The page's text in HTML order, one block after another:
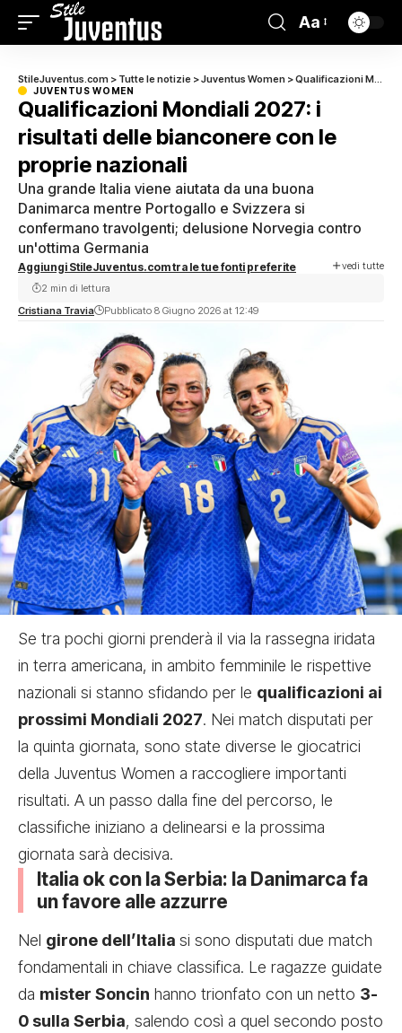
Aa
StileJuventus.com > Tutte le notizie >Juventus Women >Qualificazioni Mondiali 2027: i risultati delle bianconere con le proprie nazionali
JUVENTUS WOMEN
Qualificazioni Mondiali 2027: i
risultati delle bianconere con le
proprie nazionali
Una grande Italia viene aiutata da una buona
Danimarca mentre Portogallo e Svizzera si
confermano travolgenti; delusione Norvegia contro
un'ottima Germania
Aggiungi StileJuventus.com tra le tue fonti preferite vedi tutte
Cristiana Travia Pubblicato 8 Giugno 2026 at 12:49
2 min di lettura
Se tra pochi giorni prenderà il via la rassegna iridata
in terra americana, in ambito femminile le rispettive
nazionali si stanno sfidando per le qualificazioni ai
prossimi Mondiali 2027. Nei match disputati per
la quinta giornata, sono state diverse le giocatrici
della Juventus Women a raccogliere importanti
risultati. A un passo dalla fine del percorso, le
classifiche iniziano a delinearsi e la prossima
giornata sarà decisiva.
Italia ok con la Serbia: la Danimarca fa
un favore alle azzurre
Nel girone dell’Italia si sono disputati due match
fondamentali in chiave classifica. Le ragazze guidate
da mister Soncin hanno trionfato con un netto 3-
0 sulla Serbia, salendo così a quel secondo posto